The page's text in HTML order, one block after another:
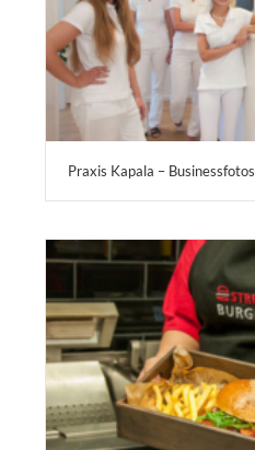
Praxis Kapala – Businessfotos